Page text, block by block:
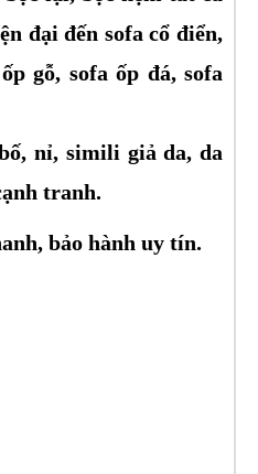
đại đến sofa cổ điển,
gỗ, sofa ốp đá, sofa
nỉ, simili giả da, da
tranh.
bảo hành uy tín.